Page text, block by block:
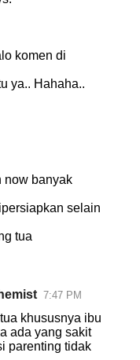
komen di
ya.. Hahaha..
now banyak
selain
tua
7:47 PM
khususnya ibu
ada yang sakit
parenting tidak